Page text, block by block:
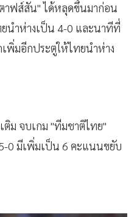
าฟส์สัน" ได้หลุดขึ้นมาก่อน
ยนำห่างเป็น 4-0 และนาทีที่
พิ่มอีกประตูให้ไทยนำห่าง
ติม จบเกม "ทีมชาติไทย"
0 มีเพิ่มเป็น 6 คะแนนขยับ